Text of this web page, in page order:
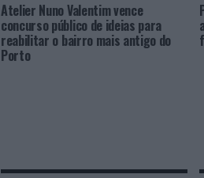
Atelier Nuno Valentim vence
concurso público de ideias para
reabilitar o bairro mais antigo do
Porto